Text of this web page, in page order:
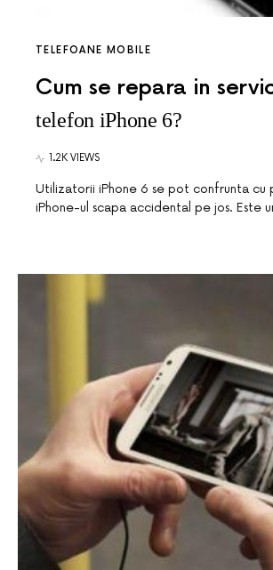
TELEFOANE MOBILE
Cum se repara in
telefon iPhone 6?
1.2K VIEWS
Utilizatorii iPhone 6 se pot confrunta cu
iPhone-ul scapa accidental pe jos. Este